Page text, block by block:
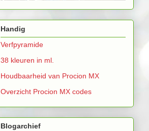
Handig
Verfpyramide
38 kleuren in ml.
Houdbaarheid van Procion MX
Overzicht Procion MX codes
Blogarchief